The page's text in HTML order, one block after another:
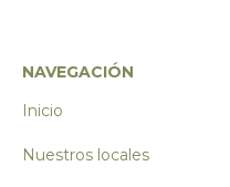
NAVEGACIÓN
Inicio
Nuestros locales